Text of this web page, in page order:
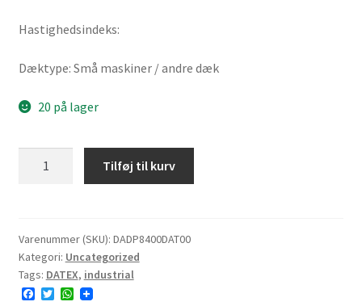
Hastighedsindeks:
Dæktype: Små maskiner / andre dæk
20 på lager
DAT006
antal
Tilføj til kurv
Varenummer (SKU): DADP8400DAT00
Kategori: Uncategorized
Tags: DATEX, industrial
F
T
W